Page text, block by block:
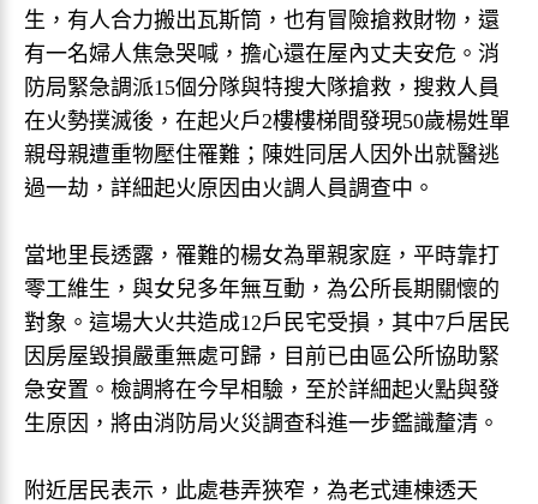
生，有人合力搬出瓦斯筒，也有冒險搶救財物，還
有一名婦人焦急哭喊，擔心還在屋內丈夫安危。消
防局緊急調派15個分隊與特搜大隊搶救，搜救人員
在火勢撲滅後，在起火戶2樓樓梯間發現50歲楊姓單
親母親遭重物壓住罹難；陳姓同居人因外出就醫逃
過一劫，詳細起火原因由火調人員調查中。
當地里長透露，罹難的楊女為單親家庭，平時靠打
零工維生，與女兒多年無互動，為公所長期關懷的
對象。這場大火共造成12戶民宅受損，其中7戶居民
因房屋毀損嚴重無處可歸，目前已由區公所協助緊
急安置。檢調將在今早相驗，至於詳細起火點與發
生原因，將由消防局火災調查科進一步鑑識釐清。
附近居民表示，此處巷弄狹窄，為老式連棟透天